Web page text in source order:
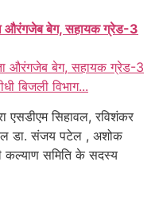
औरंगजेब बेग, सहायक ग्रेड-3
औरंगजेब बेग, सहायक ग्रेड-3
बिजली विभाग...
एसडीएम सिहावल, रविशंकर
डा. संजय पटेल , अशोक
कल्याण समिति के सदस्य